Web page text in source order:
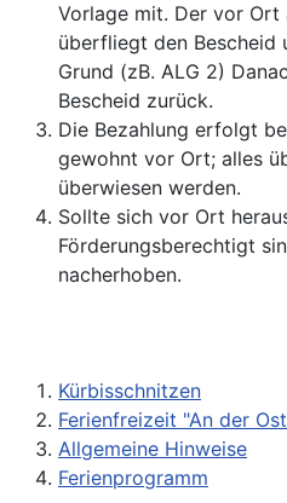
Vorlage mit. Der vor Ort
überfliegt den Bescheid
Grund (zB. ALG 2)
Bescheid zurück.
Die Bezahlung erfolgt
gewohnt vor Ort; alles
überwiesen werden.
Sollte sich vor Ort
Förderungsberechtigt
nacherhoben.
Kürbisschnitzen
Ferienfreizeit "An der
Allgemeine Hinweise
Ferienprogramm